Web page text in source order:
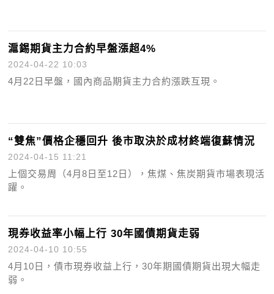
滬錫期貨主力合約早盤漲超4%
2024-04-22 10:03
4月22日早盤，國內商品期貨主力合約漲跌互現。
“雙焦”價格企穩回升 後市取決於成材終端復蘇情況
2024-04-15 11:21
上個交易周（4月8日至12日），焦煤、焦炭期貨市場表現活
躍。
現券收益率小幅上行 30年國債期貨走弱
2024-04-10 10:55
4月10日，債市現券收益上行，30年期國債期貨出現大幅走
弱。